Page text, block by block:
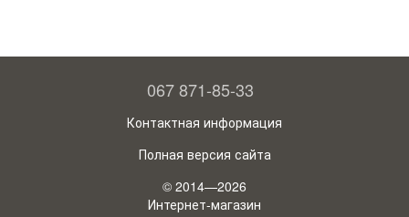
067 871-85-33
Контактная информация
Полная версия сайта
© 2014—2026
Интернет-магазин